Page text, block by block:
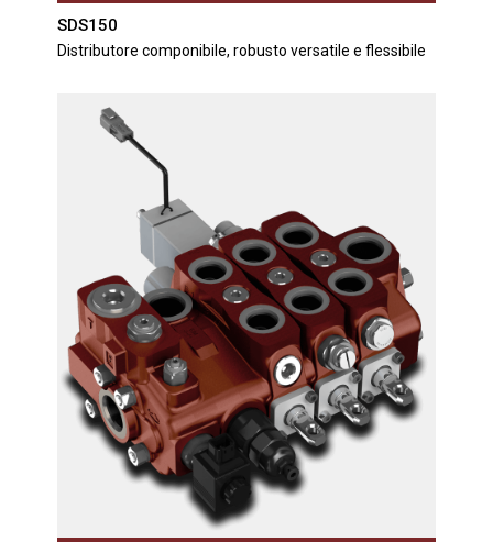
SDS150
Distributore componibile, robusto versatile e flessibile